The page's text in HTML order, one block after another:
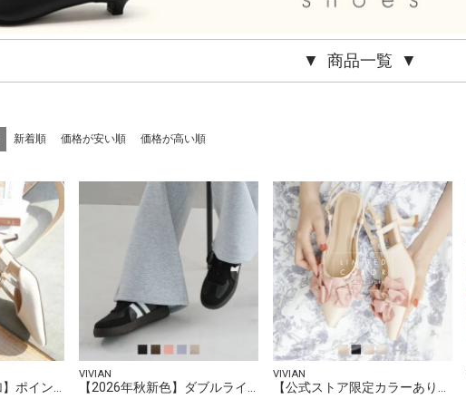
▼ 商品一覧 ▼
新着順 価格が安い順 価格が高い順
VIVIAN VIVIAN